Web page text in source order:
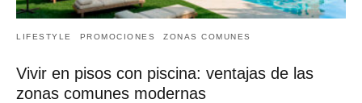
LIFESTYLE PROMOCIONES ZONAS COMUNES
Vivir en pisos con piscina: ventajas de las
zonas comunes modernas